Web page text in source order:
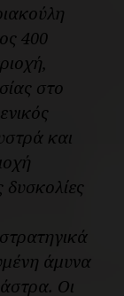
400
στο
και
δυσκολίες
άμυνα
Οι